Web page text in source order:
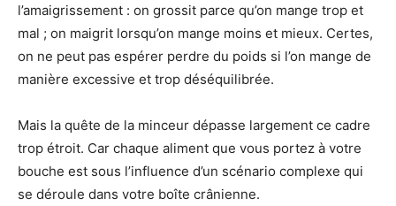
l’amaigrissement : on grossit parce qu’on mange trop et
mal ; on maigrit lorsqu’on mange moins et mieux. Certes,
on ne peut pas espérer perdre du poids si l’on mange de
manière excessive et trop déséquilibrée.
Mais la quête de la minceur dépasse largement ce cadre
trop étroit. Car chaque aliment que vous portez à votre
bouche est sous l’influence d’un scénario complexe qui
se déroule dans votre boîte crânienne.